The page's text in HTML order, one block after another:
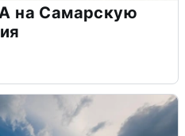
на Самарскую